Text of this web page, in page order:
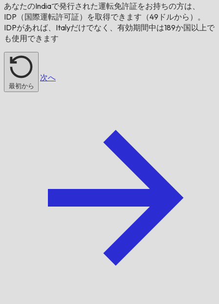
あなたのIndiaで発行された運転免許証をお持ちの方は、
IDP（国際運転許可証）を取得できます（49ドルから）。
IDPがあれば、 Italyだけでなく、有効期間中は189か国以上で
も使用できます
最初から
次へ